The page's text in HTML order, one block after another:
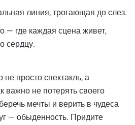
линия, трогающая до слез.
— где каждая сцена живет,
сердцу.
не просто спектакль, а
важно не потерять своего
мечты и верить в чудеса
— обыденность. Придите